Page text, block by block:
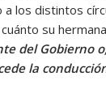
a los distintos
su
del Gobierno
la